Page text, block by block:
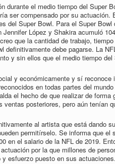
durante el medio tiempo del Super
ser compensado por su actuación.
del Super Bowl. Para el Super Bowl
López y Shakira acumuló
que la cantidad de trabajo,
definitivamente debe pagarse. La
y sin ellos que el medio tiempo
y económicamente y sí reconoce
en todas partes del
el hecho de que realizar de forma
posteriores, pero aún tenían
al artista que está dando
permitírselo. Se informa que el
en el salario de la NFL de 2019.
por la que millones de
esfuerzo puesto en sus actuaciones.